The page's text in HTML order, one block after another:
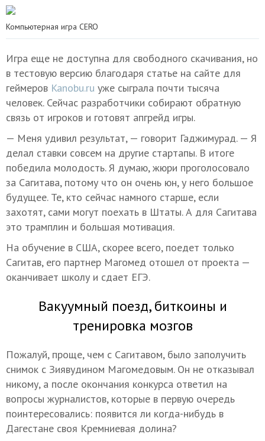
Компьютерная игра CERO
Игра еще не доступна для свободного скачивания, но
в тестовую версию благодаря статье на сайте для
геймеров Kanobu.ru уже сыграла почти тысяча
человек. Сейчас разработчики собирают обратную
связь от игроков и готовят апгрейд игры.
— Меня удивил результат, — говорит Гаджимурад. — Я
делал ставки совсем на другие стартапы. В итоге
победила молодость. Я думаю, жюри проголосовало
за Сагитава, потому что он очень юн, у него большое
будущее. Те, кто сейчас намного старше, если
захотят, сами могут поехать в Штаты. А для Сагитава
это трамплин и большая мотивация.
На обучение в США, скорее всего, поедет только
Сагитав, его партнер Магомед отошел от проекта —
оканчивает школу и сдает ЕГЭ.
Вакуумный поезд, биткоины и
тренировка мозгов
Пожалуй, проще, чем с Сагитавом, было заполучить
снимок с Зиявудином Магомедовым. Он не отказывал
никому, а после окончания конкурса ответил на
вопросы журналистов, которые в первую очередь
поинтересовались: появится ли когда-нибудь в
Дагестане своя Кремниевая долина?